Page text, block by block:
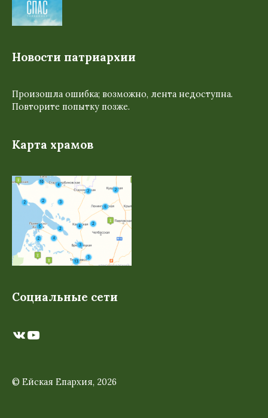
Новости патриархии
Произошла ошибка; возможно, лента недоступна.
Повторите попытку позже.
Карта храмов
Социальные сети
ВКонтакте
YouTube
© Ейская Епархия, 2026